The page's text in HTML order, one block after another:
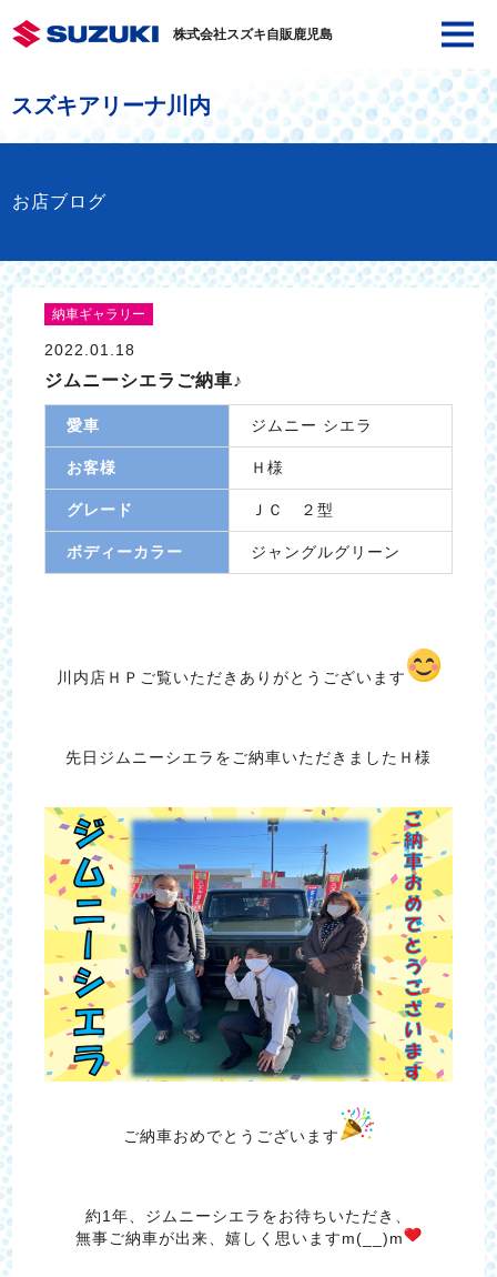
株式会社スズキ自販鹿児島
スズキアリーナ川内
お店ブログ
納車ギャラリー
2022.01.18
ジムニーシエラご納車♪
愛車 ジムニー シエラ
お客様 Ｈ様
グレード ＪＣ ２型
ボディーカラー ジャングルグリーン
川内店ＨＰご覧いただきありがとうございます
先日ジムニーシエラをご納車いただきましたＨ様
ご納車おめでとうございます
約1年、ジムニーシエラをお待ちいただき、
無事ご納車が出来、嬉しく思いますm(__)m